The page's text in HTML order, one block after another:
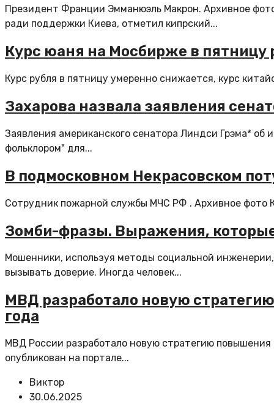
Президент Франции Эмманюэль Макрон. Архивное
ради поддержки Киева, отметил кипрский...
Курс юаня на Мосбирже в пятницу
Курс рубля в пятницу умеренно снижается, курс
Захарова назвала заявления
Заявления американского сенатора Линдси Грэма*
фольклором" для...
В подмосковном Некрасовском
Сотрудник пожарной службы МЧС РФ . Архивное фото
Зомби-фразы. Выражения,
Мошенники, используя методы социальной
вызывать доверие. Иногда человек...
МВД разработало новую
года
МВД России разработало новую стратегию
опубликован на портале...
Виктор
30.06.2025